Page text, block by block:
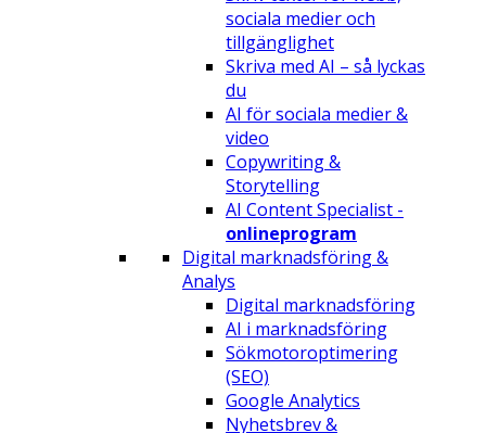
sociala medier och
tillgänglighet
Skriva med AI – så lyckas
du
AI för sociala medier &
video
Copywriting &
Storytelling
AI Content Specialist -
onlineprogram
Digital marknadsföring &
Analys
Digital marknadsföring
AI i marknadsföring
Sökmotoroptimering
(SEO)
Google Analytics
Nyhetsbrev &